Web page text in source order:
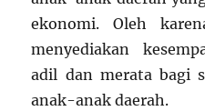
ekonomi. Oleh
menyediakan
adil dan merata bagi
anak-anak daerah.